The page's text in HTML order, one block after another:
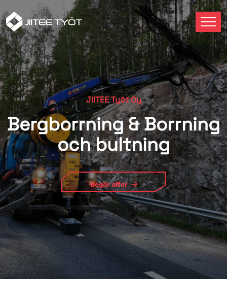
JIITEE Työt Oy
Bergborrning & Borrning
och bultning
Begär offer